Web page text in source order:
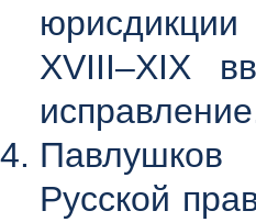
юрисдикции
XVIII–XIX
Павлушков
Русской